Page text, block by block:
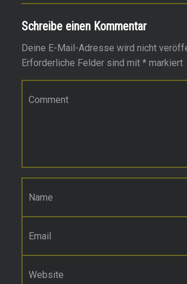
Schreibe einen Kommentar
Deine E-Mail-Adresse wird nicht
Erforderliche Felder sind mit *markiert
Name
*
Website